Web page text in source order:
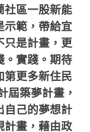
社區一股新能
示範，帶給宜
只是計畫，更
。實踐。期待
第更多新住民
屆築夢計畫，
自己的夢想計
計畫，藉由政